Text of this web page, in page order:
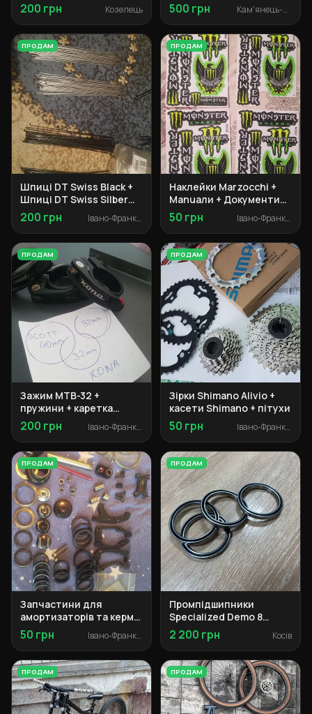
200 грн Козелець 500 грн Кам'янець-Подільський
ПРОДАМ
Шпиці DT Swiss Black +
Шпиці DT Swiss Silber
Champion 2.0 + ніпельки
200 грн Івано-Франківськ
ПРОДАМ
Наклейки Marzocchi +
Manuали + Документи
Specialized + Адаптер
Marzocchi + Сальники
Manitou
50 грн Івано-Франківськ
ПРОДАМ
Зажим MTB-32 +
пружини + каретка
картридж
200 грн Івано-Франківськ
ПРОДАМ
Зірки Shimano Alivio +
касети Shimano + пітухи
50 грн Івано-Франківськ
ПРОДАМ
Запчастини для
амортизаторів та кермо
(башингі, рульова,
кільця)
50 грн Івано-Франківськ
ПРОДАМ
Промпідшипники
Specialized Demo 8
50×62×6 (2 шт.)
2 200 грн Косів
ПРОДАМ ПРОДАМ